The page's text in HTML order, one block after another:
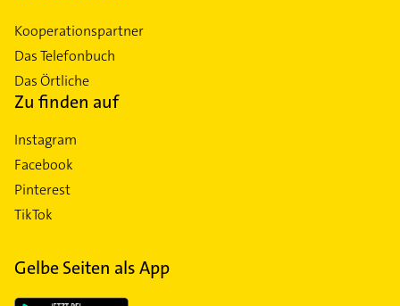
Kooperationspartner
Das Telefonbuch
Das Örtliche
Zu finden auf
Instagram
Facebook
Pinterest
TikTok
Gelbe Seiten als App